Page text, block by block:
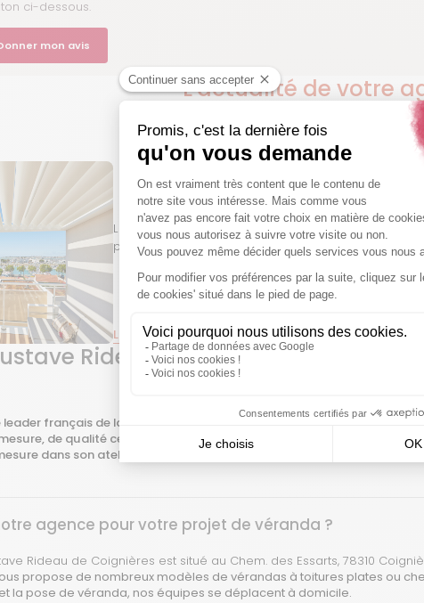
ci-dessous.
mon avis
L'actualité de votre
Gustave Rideau
La pergola bioclimatique : envie de redonner vie à
pergola bioclimatique pour profiter plus longtemps…
Lire l'article
Rideau, fabricant depuis près
français de la véranda en aluminium depuis près de 50 ans.
de qualité certifiée et de fabrication française. Plus de 6 000
dans son atelier vendéen de 22 000 m².
agence pour votre projet de véranda ?
Rideau de Coignières est situé au Chem. des Essarts, 78310
propose de nombreux modèles de vérandas à toitures plates ou
la pose de véranda, nos équipes se déplacent à domicile.